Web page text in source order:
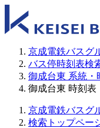
京成電鉄バスグ
バス停時刻表検
御成台東 系統・
御成台東 時刻表
京成電鉄バスグ
検索トップペー